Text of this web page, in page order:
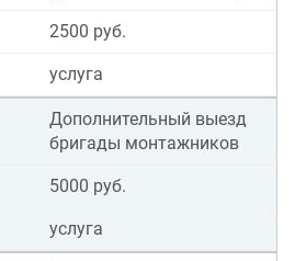
2500 руб.
услуга
Дополнительный выезд
бригады монтажников
5000 руб.
услуга